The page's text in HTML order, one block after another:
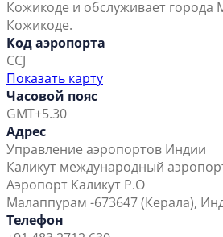
Кожикоде и обслуживает города
Кожикоде.
Код аэропорта
CCJ
Показать карту
Часовой пояс
GMT+5.30
Адрес
Управление аэропортов Индии
Каликут международный
Аэропорт Каликут P.O
Малаппурам -673647 (Керала),
Телефон